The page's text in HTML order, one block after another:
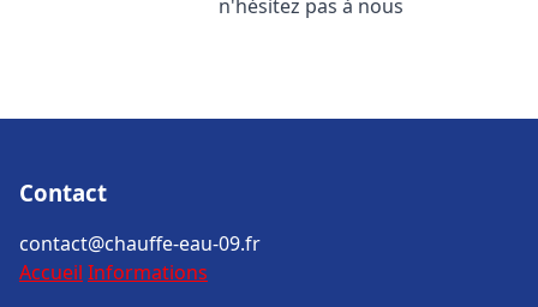
n'hésitez pas à nous
Contact
contact@chauffe-eau-09.fr
Accueil Informations